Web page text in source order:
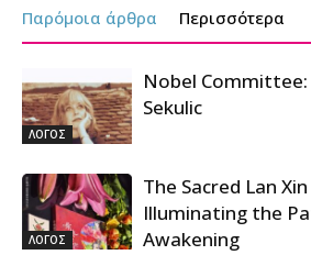
Παρόμοια άρθρα Περισσότερα
ΛΟΓΟΣ
Nobel
Sekulic
ΛΟΓΟΣ
The Sacred Lan
Illuminating the
Awakening